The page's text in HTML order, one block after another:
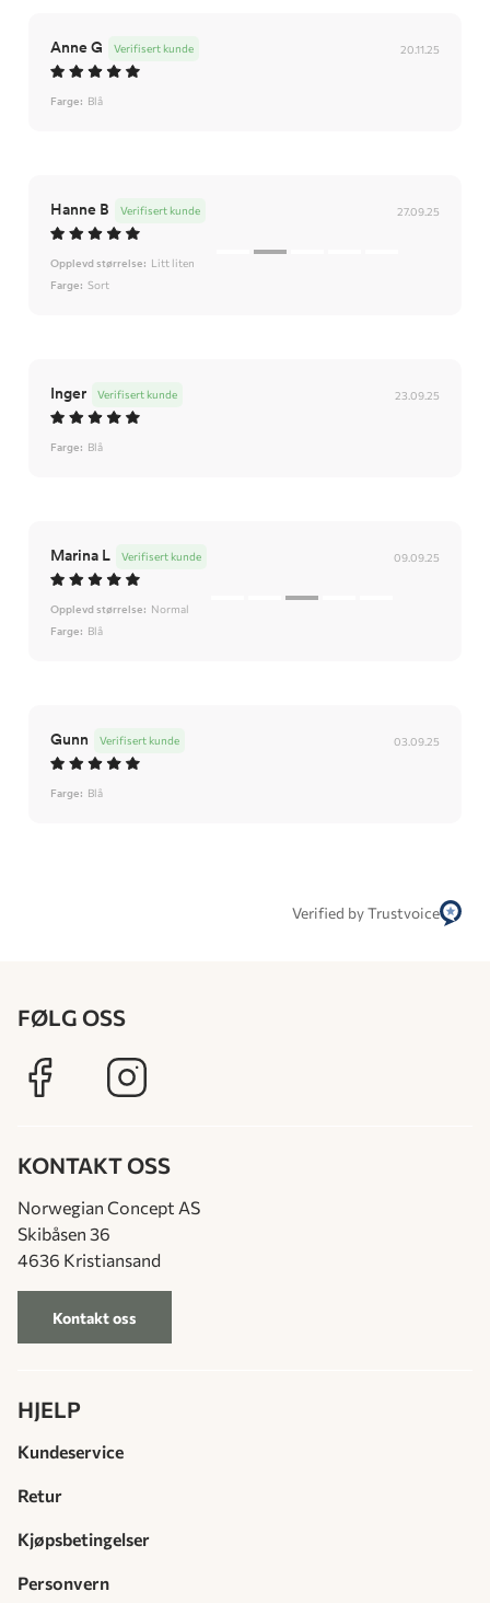
Anne G 20.11.25
Verifisert kunde
Farge: Blå
Hanne B 27.09.25
Verifisert kunde
Opplevd størrelse: Litt liten
Farge: Sort
Inger 23.09.25
Verifisert kunde
Farge: Blå
Marina L 09.09.25
Verifisert kunde
Opplevd størrelse: Normal
Farge: Blå
Gunn 03.09.25
Verifisert kunde
Farge: Blå
Verified by Trustvoice
FØLG OSS
KONTAKT OSS
Norwegian Concept AS
Skibåsen 36
4636 Kristiansand
Kontakt oss
HJELP
Kundeservice
Retur
Kjøpsbetingelser
Personvern